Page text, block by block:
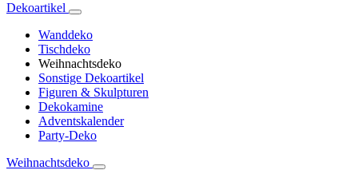
Dekoartikel
Wanddeko
Tischdeko
Weihnachtsdeko
Sonstige Dekoartikel
Figuren & Skulpturen
Dekokamine
Adventskalender
Party-Deko
Weihnachtsdeko